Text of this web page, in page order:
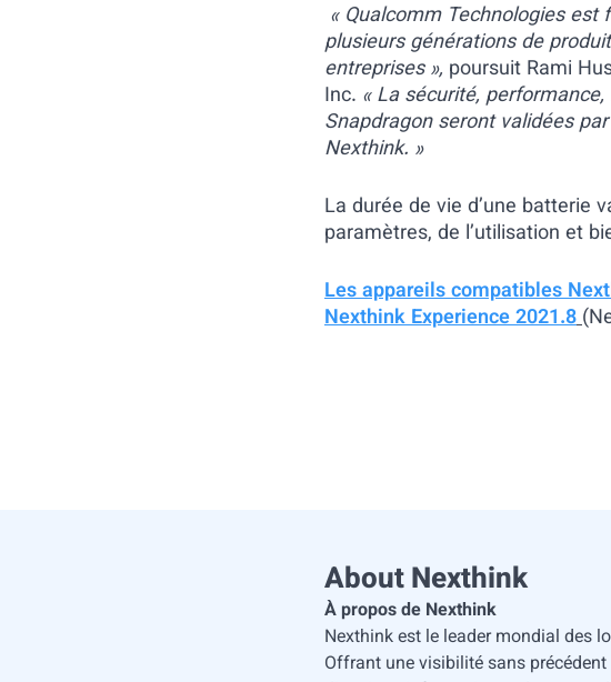
« Qualcomm Technologies est
plusieurs générations de
entreprises », poursuit Rami
Inc. «La sécurité,
Snapdragonseront validées
Nexthink. »
La durée de vie d’une batterie
paramètres, de l’utilisation et
Les appareils compatibles
Nexthink Experience 2021.8
About Nexthink
À propos de Nexthink
Nexthink est le leader mondial des
Offrant une visibilité sans